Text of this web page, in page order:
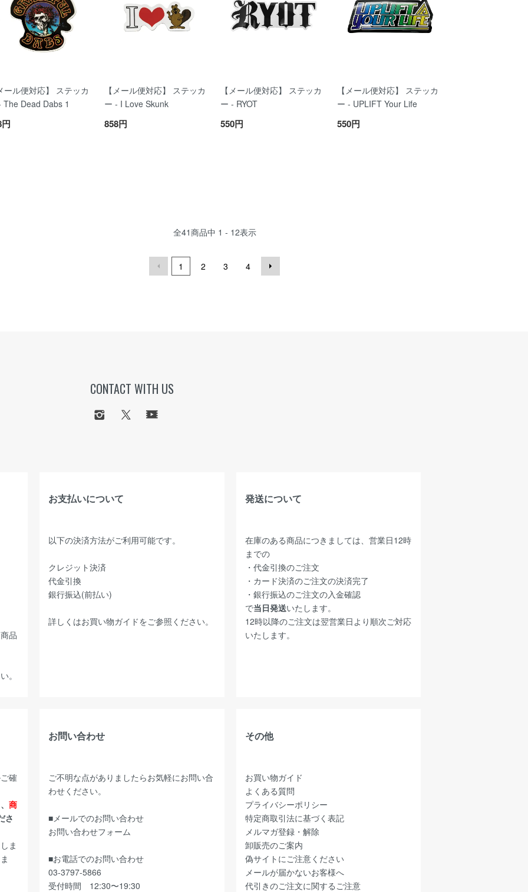
ール便対応】 ステッカ
The Dead Dabs 1
【メール便対応】 ステッカ
ー - I Love Skunk
858円
【メール便対応】 ステッカ
ー - RYOT
550円
【メール便対応】 ステッカ
ー - UPLIFT Your Life
550円
全41商品中 1 - 12表示
1 2 3 4
CONTACT WITH US
品
。
お支払いについて
以下の決済方法がご利用可能です。
クレジット決済
代金引換
銀行振込(前払い)
詳しくはお買い物ガイドをご参照ください。
発送について
在庫のある商品につきましては、営業日12時
までの
・代金引換のご注文
・カード決済のご注文の決済完了
・銀行振込のご注文の入金確認
で当日発送いたします。
12時以降のご注文は翌営業日より順次ご対応
いたします。
確
商
さ
ま
お問い合わせ
ご不明な点がありましたらお気軽にお問い合
わせください。
■メールでのお問い合わせ
お問い合わせフォーム
■お電話でのお問い合わせ
03-3797-5866
受付時間 12:30〜19:30
その他
お買い物ガイド
よくある質問
プライバシーポリシー
特定商取引法に基づく表記
メルマガ登録・解除
卸販売のご案内
偽サイトにご注意ください
メールが届かないお客様へ
代引きのご注文に関するご注意